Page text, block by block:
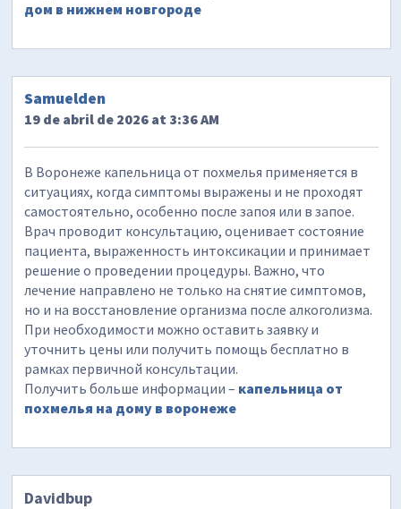
дом в нижнем новгороде
Samuelden
19 de abril de 2026 at 3:36 AM
В Воронеже капельница от похмелья применяется в
ситуациях, когда симптомы выражены и не проходят
самостоятельно, особенно после запоя или в запое.
Врач проводит консультацию, оценивает состояние
пациента, выраженность интоксикации и принимает
решение о проведении процедуры. Важно, что
лечение направлено не только на снятие симптомов,
но и на восстановление организма после алкоголизма.
При необходимости можно оставить заявку и
уточнить цены или получить помощь бесплатно в
рамках первичной консультации.
Получить больше информации – капельница от
похмелья на дому в воронеже
Davidbup